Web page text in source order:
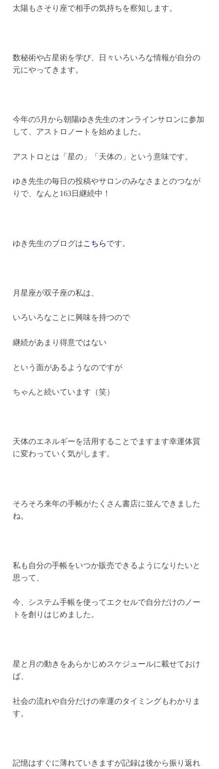
太陽もさそり座で相手の気持ちを察知します。
数秘術や占星術を学び、日々いろいろな情報が自分の
元にやってきます。
今年の5月から朝陽ゆき先生のオンラインサロンに参加
して、アストロノートを始めました。
アストロとは「星の」「天体の」という意味です。
ゆき先生の毎日の投稿やサロンのみなさまとのつなが
りで、なんと163日継続中！
ゆき先生のブログはこちらです。
月星座が双子座の私は、
いろいろなことに興味を持つので
継続があまり得意ではない
という面があるようなのですが
ちゃんと続いています（笑）
天体のエネルギーを活用することでますます幸運体質
に変わっていく気がします。
そろそろ来年の手帳がたくさん書店に並んできました
ね。
私も自分の手帳をいつか販売できるようになりたいと
思って、
今、システム手帳を使ってエクセルで自分だけのノー
トを創りはじめました。
星と月の動きをあらかじめスケジュールに載せておけ
ば、
社会の流れや自分だけの幸運のタイミングもわかりま
す。
記憶はすぐに薄れていきますが記録は後から振り返れ